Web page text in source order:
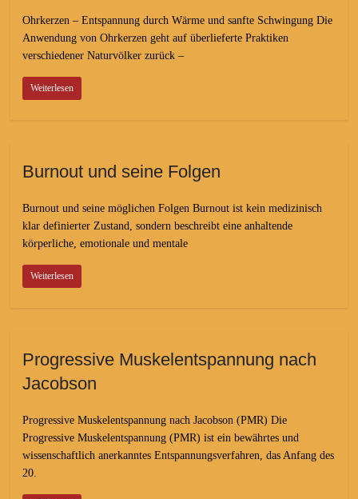
Ohrkerzen – Entspannung durch Wärme und sanfte Schwingung Die
Anwendung von Ohrkerzen geht auf überlieferte Praktiken
verschiedener Naturvölker zurück –
Weiterlesen
Burnout und seine Folgen
Burnout und seine möglichen Folgen Burnout ist kein medizinisch
klar definierter Zustand, sondern beschreibt eine anhaltende
körperliche, emotionale und mentale
Weiterlesen
Progressive Muskelentspannung nach
Jacobson
Progressive Muskelentspannung nach Jacobson (PMR) Die
Progressive Muskelentspannung (PMR) ist ein bewährtes und
wissenschaftlich anerkanntes Entspannungsverfahren, das Anfang des
20.